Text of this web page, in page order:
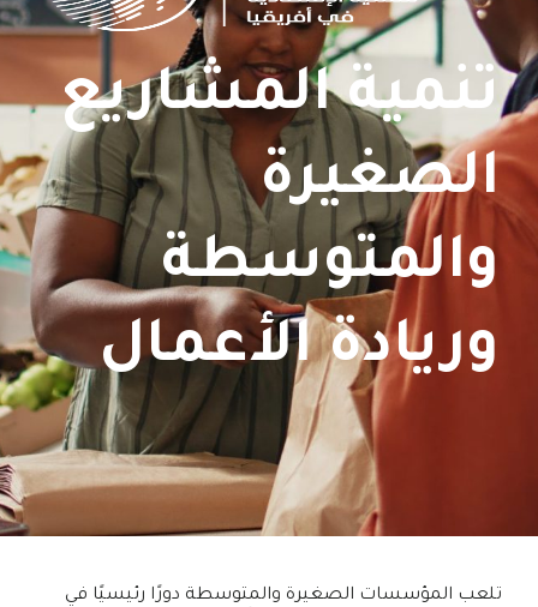
تنمية المشاريع
الصغيرة
والمتوسطة
وريادة الأعمال
تلعب المؤسسات الصغيرة والمتوسطة دورًا رئيسيًا في